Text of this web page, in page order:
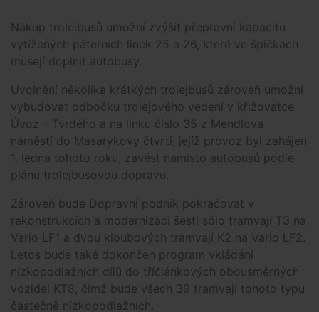
Nákup trolejbusů umožní zvýšit přepravní kapacitu
vytížených páteřních linek 25 a 26, které ve špičkách
musejí doplnit autobusy.
Uvolnění několika krátkých trolejbusů zároveň umožní
vybudovat odbočku trolejového vedení v křižovatce
Úvoz – Tvrdého a na linku číslo 35 z Mendlova
náměstí do Masarykovy čtvrti, jejíž provoz byl zahájen
1. ledna tohoto roku, zavést namísto autobusů podle
plánu trolejbusovou dopravu.
Zároveň bude Dopravní podnik pokračovat v
rekonstrukcích a modernizaci šesti sólo tramvají T3 na
Vario LF1 a dvou kloubových tramvají K2 na Vario LF2.
Letos bude také dokončen program vkládání
nízkopodlažních dílů do tříčlánkových obousměrných
vozidel KT8, čímž bude všech 39 tramvají tohoto typu
částečně nízkopodlažních.